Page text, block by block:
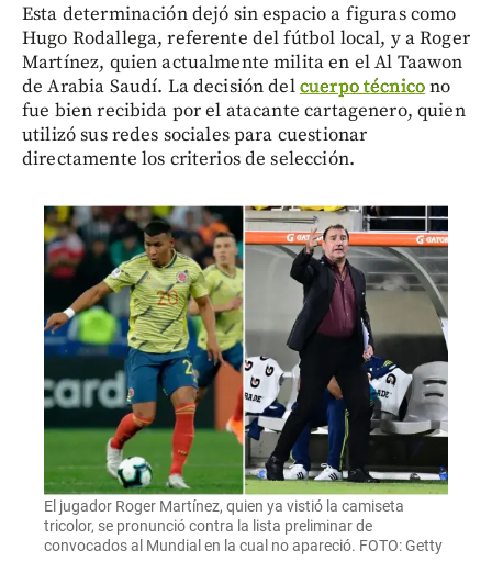
Esta determinación dejó sin espacio a figuras como
Hugo Rodallega, referente del fútbol local, y a Roger
Martínez, quien actualmente milita en el Al Taawon
de Arabia Saudí. La decisión delcuerpo técnicono
fue bien recibida por el atacante cartagenero, quien
utilizó sus redes sociales para cuestionar
directamente los criterios de selección.
El jugador Roger Martínez, quien ya vistió la camiseta
tricolor, se pronunció contra la lista preliminar de
convocados al Mundial en la cual no apareció. FOTO: Getty